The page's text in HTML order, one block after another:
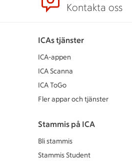
Kontakta oss
ICAs tjänster
ICA-appen
ICA Scanna
ICA ToGo
Fler appar och tjänster
Stammis på ICA
Bli stammis
Stammis Student